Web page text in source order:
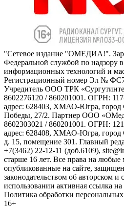
"Сетевое издание "ОМЕДИА!".
Федеральной службой по надзору в
информационных технологий и
Регистрационный номер Эл №
Учредитель ООО ТРК
8602276120 / 860201001. ОГРН:
адрес: 628403, ХМАО-Югра, город
Победы, 27/2. Партнер ООО
8602303021 / 860201001. ОГРН:
адрес: 628408, ХМАО-Югра, город
д. 15, помещение 301. Главный
+7(3462) 22-12-11 (доб.6109),
старше 16 лет. Все права на любые
опубликованные на сайте,
законодательством об авторском
использовании активная ссылка на
Политика обработки
16+